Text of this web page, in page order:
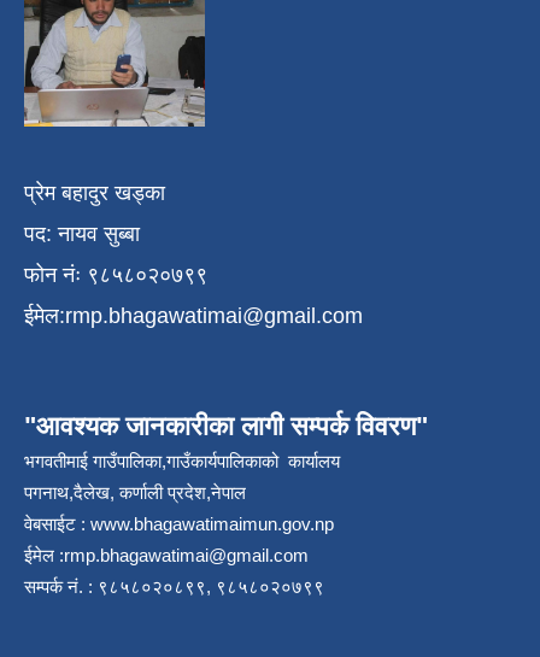
प्रेम बहादुर खड्का
पद: नायव सुब्बा
फोन नंः ९८५८०२०७९९
ईमेल:rmp.bhagawatimai@gmail.com
"आवश्यक जानकारीका लागी सम्पर्क विवरण"
भगवतीमाई गाउँपालिका,गाउँकार्यपालिकाको कार्यालय
पगनाथ,दैलेख, कर्णाली प्रदेश,नेपाल
वेबसाईट : www.bhagawatimaimun.gov.np
ईमेल :rmp.bhagawatimai@gmail.com
सम्पर्क नं. : ९८५८०२०८९९, ९८५८०२०७९९